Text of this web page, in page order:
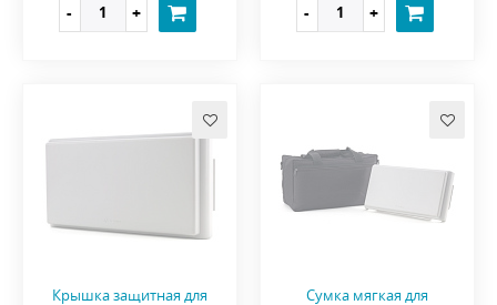
Крышка защитная для Сумка мягкая для